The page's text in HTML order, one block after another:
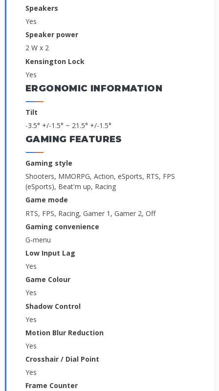
Speakers
Yes
Speaker power
2 W x 2
Kensington Lock
Yes
ERGONOMIC INFORMATION
Tilt
-3.5° +/-1.5° ~ 21.5° +/-1.5°
GAMING FEATURES
Gaming style
Shooters, MMORPG, Action, eSports, RTS, FPS
(eSports), Beat'm up, Racing
Game mode
RTS, FPS, Racing, Gamer 1, Gamer 2, Off
Gaming convenience
G-menu
Low Input Lag
Yes
Game Colour
Yes
Shadow Control
Yes
Motion Blur Reduction
Yes
Crosshair / Dial Point
Yes
Frame Counter